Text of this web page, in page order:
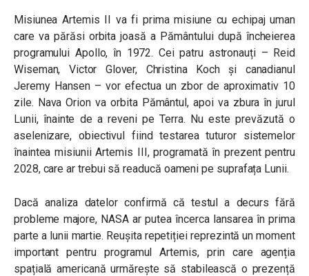
Misiunea Artemis II va fi prima misiune cu echipaj uman
care va părăsi orbita joasă a Pământului după încheierea
programului Apollo, în 1972. Cei patru astronauți – Reid
Wiseman, Victor Glover, Christina Koch și canadianul
Jeremy Hansen – vor efectua un zbor de aproximativ 10
zile. Nava Orion va orbita Pământul, apoi va zbura în jurul
Lunii, înainte de a reveni pe Terra. Nu este prevăzută o
aselenizare, obiectivul fiind testarea tuturor sistemelor
înaintea misiunii Artemis III, programată în prezent pentru
2028, care ar trebui să readucă oameni pe suprafața Lunii.
Dacă analiza datelor confirmă că testul a decurs fără
probleme majore, NASA ar putea încerca lansarea în prima
parte a lunii martie. Reușita repetiției reprezintă un moment
important pentru programul Artemis, prin care agenția
spațială americană urmărește să stabilească o prezență